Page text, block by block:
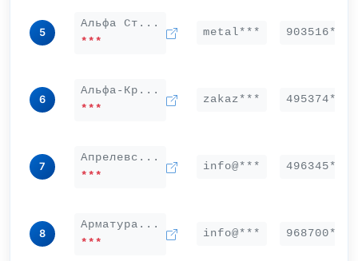
5
Альфа Ст...
***
metal*** 903516***
6
Альфа-Кр...
***
zakaz*** 495374***
7
Апрелевс...
***
info@*** 496345***
8
Арматура...
***
info@*** 968700***